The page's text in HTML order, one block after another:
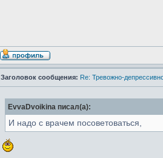
Заголовок сообщения: Re: Тревожно-
EvvaDvoikina писал(а):
И надо с врачем посоветоваться,